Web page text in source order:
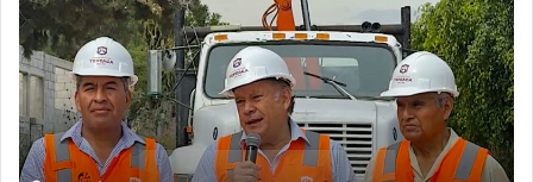
Da
banderazo
Velázquez
Romero
a
ampliación
de
a
en